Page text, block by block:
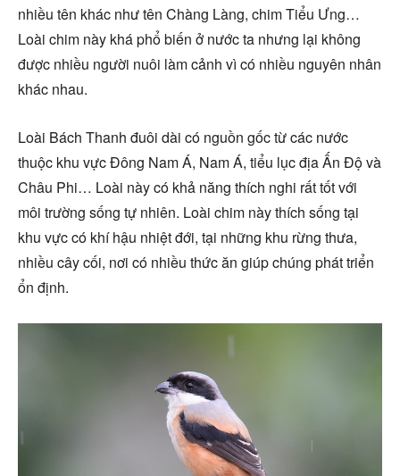
nhiều tên khác như tên Chàng Làng, chim Tiểu Ưng…
Loài chim này khá phổ biến ở nước ta nhưng lại không
được nhiều người nuôi làm cảnh vì có nhiều nguyên nhân
khác nhau.
Loài Bách Thanh đuôi dài có nguồn gốc từ các nước
thuộc khu vực Đông Nam Á, Nam Á, tiểu lục địa Ấn Độ và
Châu Phi… Loài này có khả năng thích nghi rất tốt với
môi trường sống tự nhiên. Loài chim này thích sống tại
khu vực có khí hậu nhiệt đới, tại những khu rừng thưa,
nhiều cây cối, nơi có nhiều thức ăn giúp chúng phát triển
ổn định.